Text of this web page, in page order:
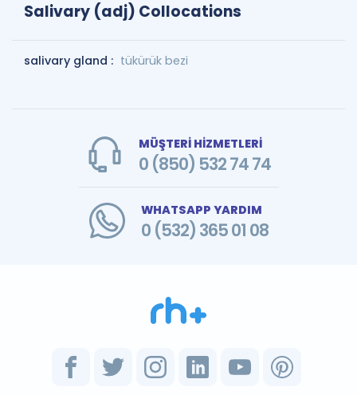
Salivary (adj) Collocations
salivary gland : tükürük bezi
MÜŞTERİ HİZMETLERİ
0 (850) 532 74 74
WHATSAPP YARDIM
0 (532) 365 01 08